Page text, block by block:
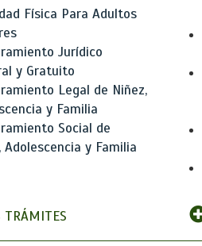
Física Para Adultos
Jurídico
y Gratuito
Legal de Niñez,
y Familia
Social de
Adolescencia y Familia
TRÁMITES